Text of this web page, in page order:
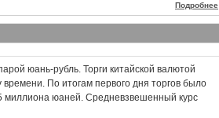
Подробнее
юань-рубль. Торги китайской валютой
По итогам первого дня торгов было
миллиона юаней. Средневзвешенный курс